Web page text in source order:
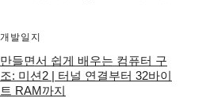
개발일지
만들면서 쉽게 배우는 컴퓨터 구
조: 미션2 | 터널 연결부터 32바이
트 RAM까지